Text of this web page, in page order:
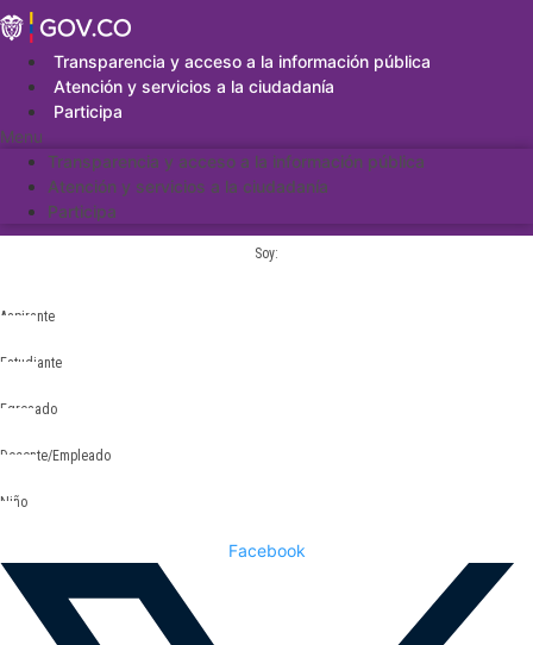
Saltar
al
contenidoTransparencia y acceso a la información pública
Atención y servicios a la ciudadanía
Participa
Menu
Transparencia y acceso a la información pública
Atención y servicios a la ciudadanía
Participa
Soy:
Aspirante
Estudiante
Egresado
Docente/Empleado
Niño
Facebook